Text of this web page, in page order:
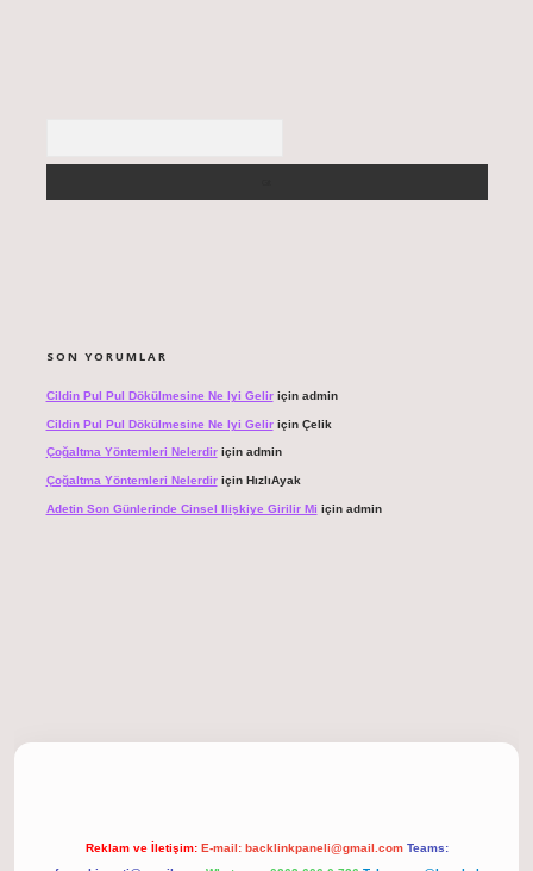
SON YORUMLAR
Cildin Pul Pul Dökülmesine Ne Iyi Geliriçin admin
Cildin Pul Pul Dökülmesine Ne Iyi Geliriçin Çelik
Çoğaltma Yöntemleri Nelerdiriçin admin
Çoğaltma Yöntemleri Nelerdiriçin HızlıAyak
Adetin Son Günlerinde Cinsel Ilişkiye Girilir Mi için admin
Reklam ve İletişim: E-mail: backlinkpaneli@gmail.com Teams: